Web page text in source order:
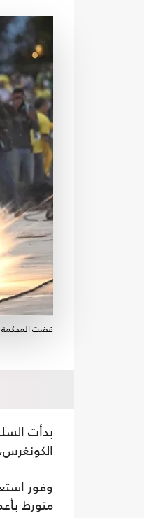
قضت المحكمة العليا
بدأت
متورط